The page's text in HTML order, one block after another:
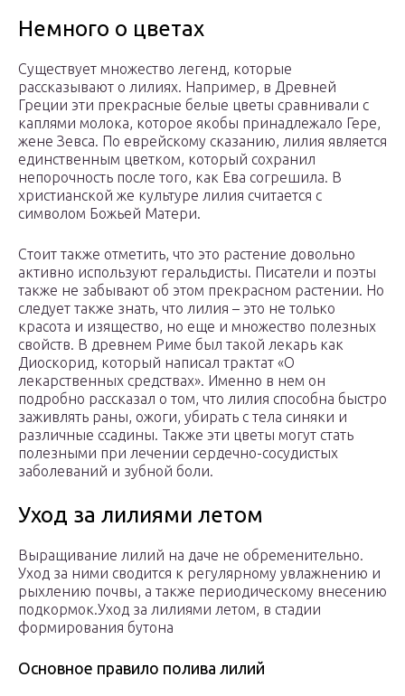
Немного о цветах
Существует множество легенд, которые
рассказывают о лилиях. Например, в Древней
Греции эти прекрасные белые цветы сравнивали с
каплями молока, которое якобы принадлежало Гере,
жене Зевса. По еврейскому сказанию, лилия является
единственным цветком, который сохранил
непорочность после того, как Ева согрешила. В
христианской же культуре лилия считается с
символом Божьей Матери.
Стоит также отметить, что это растение довольно
активно используют геральдисты. Писатели и поэты
также не забывают об этом прекрасном растении. Но
следует также знать, что лилия – это не только
красота и изящество, но еще и множество полезных
свойств. В древнем Риме был такой лекарь как
Диоскорид, который написал трактат «О
лекарственных средствах». Именно в нем он
подробно рассказал о том, что лилия способна быстро
заживлять раны, ожоги, убирать с тела синяки и
различные ссадины. Также эти цветы могут стать
полезными при лечении сердечно-сосудистых
заболеваний и зубной боли.
Уход за лилиями летом
Выращивание лилий на даче не обременительно.
Уход за ними сводится к регулярному увлажнению и
рыхлению почвы, а также периодическому внесению
подкормок.Уход за лилиями летом, в стадии
формирования бутона
Основное правило полива лилий